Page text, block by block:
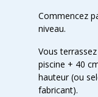
Commencez
niveau.
Vous
piscine + 40
hauteur (ou
fabricant).